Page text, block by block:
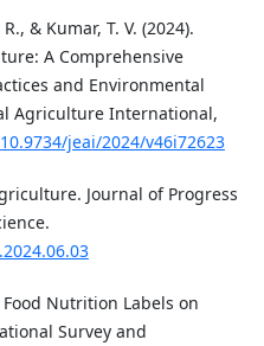
& Kumar, T. V. (2024).
A Comprehensive
and Environmental
Agriculture International,
jeai/2024/v46i72623
Journal of Progress
Nutrition Labels on
Survey and